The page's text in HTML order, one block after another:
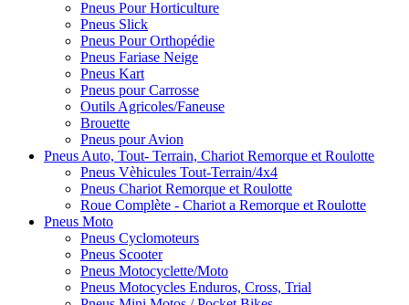
Pneus Pour Horticulture
Pneus Slick
Pneus Pour Orthopédie
Pneus Fariase Neige
Pneus Kart
Pneus pour Carrosse
Outils Agricoles/Faneuse
Brouette
Pneus pour Avion
Pneus Auto, Tout- Terrain, Chariot Remorque et Roulotte
Pneus Vèhicules Tout-Terrain/4x4
Pneus Chariot Remorque et Roulotte
Roue Complète - Chariot a Remorque et Roulotte
Pneus Moto
Pneus Cyclomoteurs
Pneus Scooter
Pneus Motocyclette/Moto
Pneus Motocycles Enduros, Cross, Trial